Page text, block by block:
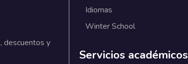
descuentos y
Idiomas
Winter School
Servicios académicos